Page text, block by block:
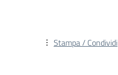
Stampa / Condividi